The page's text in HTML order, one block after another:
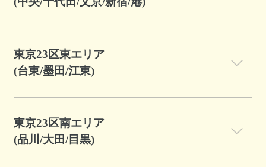
東京23区東エリア
(台東/墨田/江東)
東京23区南エリア
(品川/大田/目黒)